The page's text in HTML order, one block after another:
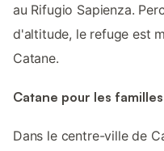
au Rifugio Sapienza.
d'altitude, le refuge est
Catane.
Catane pour les familles
Dans le centre-ville de